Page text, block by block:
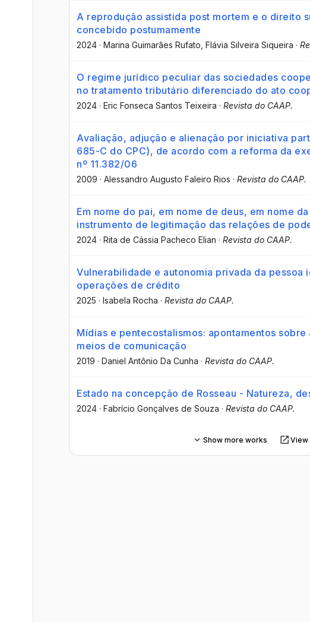
A reprodução assistida post mortem e o direito
concebido postumamente
2024 · Marina Guimarães Rufato , Flávia Silveira Siqueira ·
O regime jurídico peculiar das sociedades
no tratamento tributário diferenciado do ato
2024 · Eric Fonseca Santos Teixeira · Revista do CAAP.
Avaliação, adjução e alienação por iniciativa
685-C do CPC), de acordo com a reforma da
nº 11.382/06
2009 · Alessandro Augusto Faleiro Rios · Revista do CAAP.
Em nome do pai, em nome de deus, em nome
instrumento de legitimação das relações de
2024 · Rita de Cássia Pacheco Elian · Revista do CAAP.
Vulnerabilidade e autonomia privada da pessoa
operações de crédito
2025 · Isabela Rocha · Revista do CAAP.
Mídias e pentecostalismos: apontamentos
meios de comunicação
2019 · Daniel Antônio Da Cunha · Revista do CAAP.
Estado na concepção de Rosseau - Natureza,
2024 · Fabrício Gonçalves de Souza · Revista do CAAP.
Show more works View